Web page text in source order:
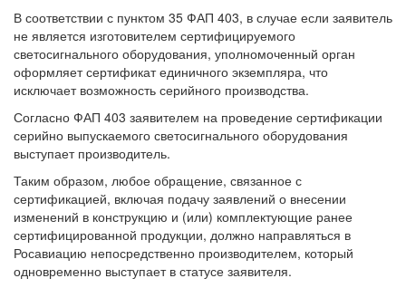
В соответствии с пунктом 35 ФАП 403, в случае если заявитель
не является изготовителем сертифицируемого
светосигнального оборудования, уполномоченный орган
оформляет сертификат единичного экземпляра, что
исключает возможность серийного производства.
Согласно ФАП 403 заявителем на проведение сертификации
серийно выпускаемого светосигнального оборудования
выступает производитель.
Таким образом, любое обращение, связанное с
сертификацией, включая подачу заявлений о внесении
изменений в конструкцию и (или) комплектующие ранее
сертифицированной продукции, должно направляться в
Росавиацию непосредственно производителем, который
одновременно выступает в статусе заявителя.